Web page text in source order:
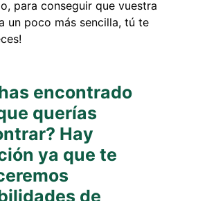
para conseguir que vuestra
un poco más sencilla, tú te
encontrado
querías
Hay
ya que te
de